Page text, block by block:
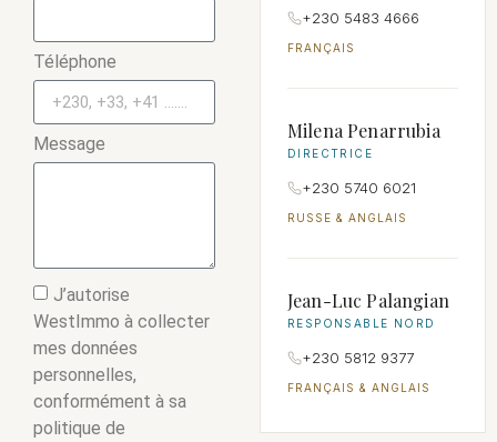
Téléphone
Message
J’autorise
WestImmo à collecter
mes données
personnelles,
conformément à sa
politique de
+230 5483 4666
FRANÇAIS
Milena Penarrubia
DIRECTRICE
+230 5740 6021
RUSSE & ANGLAIS
Jean-Luc Palangian
RESPONSABLE NORD
+230 5812 9377
FRANÇAIS & ANGLAIS